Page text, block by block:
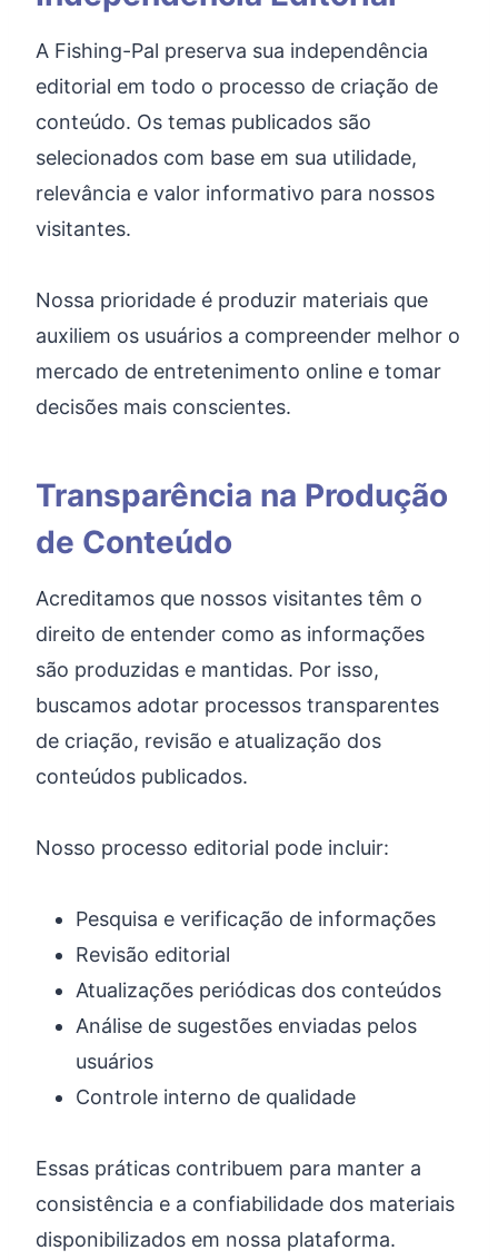
A Fishing-Pal preserva sua independência
editorial em todo o processo de criação de
conteúdo. Os temas publicados são
selecionados com base em sua utilidade,
relevância e valor informativo para nossos
visitantes.
Nossa prioridade é produzir materiais que
auxiliem os usuários a compreender melhor o
mercado de entretenimento online e tomar
decisões mais conscientes.
Transparência na Produção
de Conteúdo
Acreditamos que nossos visitantes têm o
direito de entender como as informações
são produzidas e mantidas. Por isso,
buscamos adotar processos transparentes
de criação, revisão e atualização dos
conteúdos publicados.
Nosso processo editorial pode incluir:
Pesquisa e verificação de informações
Revisão editorial
Atualizações periódicas dos conteúdos
Análise de sugestões enviadas pelos
usuários
Controle interno de qualidade
Essas práticas contribuem para manter a
consistência e a confiabilidade dos materiais
disponibilizados em nossa plataforma.